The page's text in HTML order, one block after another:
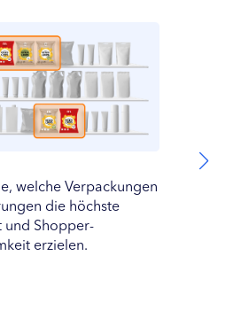
welche Verpackungen
die höchste
und Shopper-
erzielen.